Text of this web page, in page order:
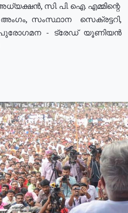
സി. പി. ഐ. എമ്മിന്റെ
സംസ്ഥാന സെക്രട്ടറി,
പുരോഗമന - ട്രേഡ് യൂണിയൻ